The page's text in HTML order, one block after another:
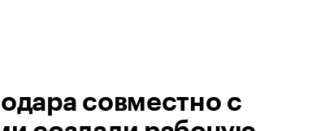
совместно с